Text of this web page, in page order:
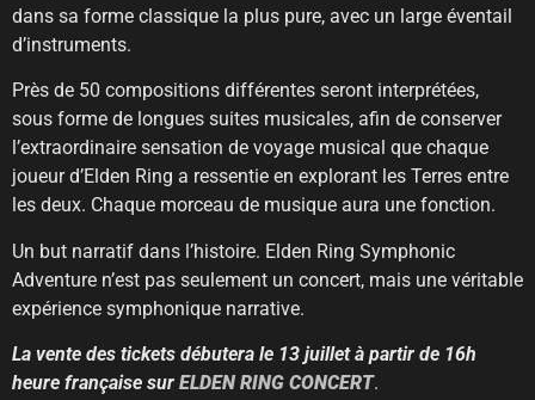
dans sa forme classique la plus pure, avec un large éventail
d’instruments.
Près de 50 compositions différentes seront interprétées,
sous forme de longues suites musicales, afin de conserver
l’extraordinaire sensation de voyage musical que chaque
joueur d’Elden Ring a ressentie en explorant les Terres entre
les deux. Chaque morceau de musique aura une fonction.
Un but narratif dans l’histoire. Elden Ring Symphonic
Adventure n’est pas seulement un concert, mais une véritable
expérience symphonique narrative.
La vente des tickets débutera le 13 juillet à partir de 16h
heure française sur ELDEN RING CONCERT.